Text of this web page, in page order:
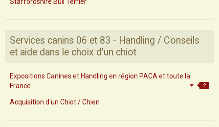
Services canins 06 et 83 - Handling / Conseils
et aide dans le choix d'un chiot
Expositions Canines et Handling en région PACA et toute la
France
2
Acquisition d'un Chiot / Chien